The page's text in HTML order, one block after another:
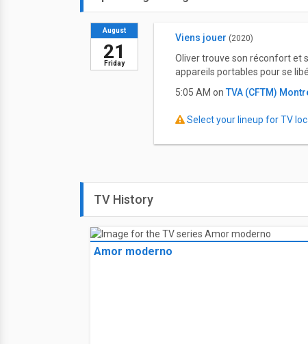
Friday
August
21
Viens jouer (2020)
Oliver trouve son réconfort et
appareils portables pour se
5:05 AM on TVA (CFTM)
Select your lineup for TV
TV History
Amor moderno